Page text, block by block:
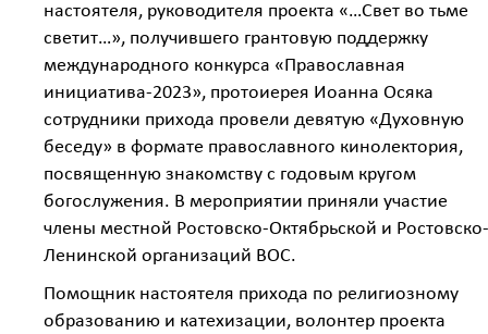
настоятеля, руководителя проекта «…Свет во тьме
светит…», получившего грантовую поддержку
международного конкурса «Православная
инициатива-2023», протоиерея Иоанна Осяка
сотрудники прихода провели девятую «Духовную
беседу» в формате православного кинолектория,
посвященную знакомству с годовым кругом
богослужения. В мероприятии приняли участие
члены местной Ростовско-Октябрьской и Ростовско-
Ленинской организаций ВОС.
Помощник настоятеля прихода по религиозному
образованию и катехизации, волонтер проекта